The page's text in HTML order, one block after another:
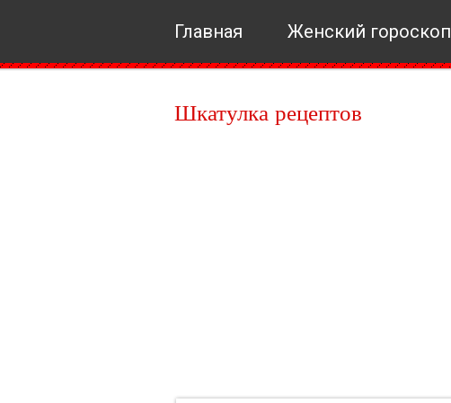
Главная Женский гороскоп
Шкатулка рецептов